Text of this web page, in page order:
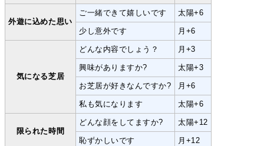
外遊に込めた思い
ご一緒できて嬉しいです 太陽+6
少し意外です 月+6
気になる芝居
どんな内容でしょう？ 月+3
興味がありますか? 太陽+3
お芝居が好きなんですか? 月+6
私も気になります 太陽+6
限られた時間
どんな顔をしてますか? 太陽+12
恥ずかしいです 月+12